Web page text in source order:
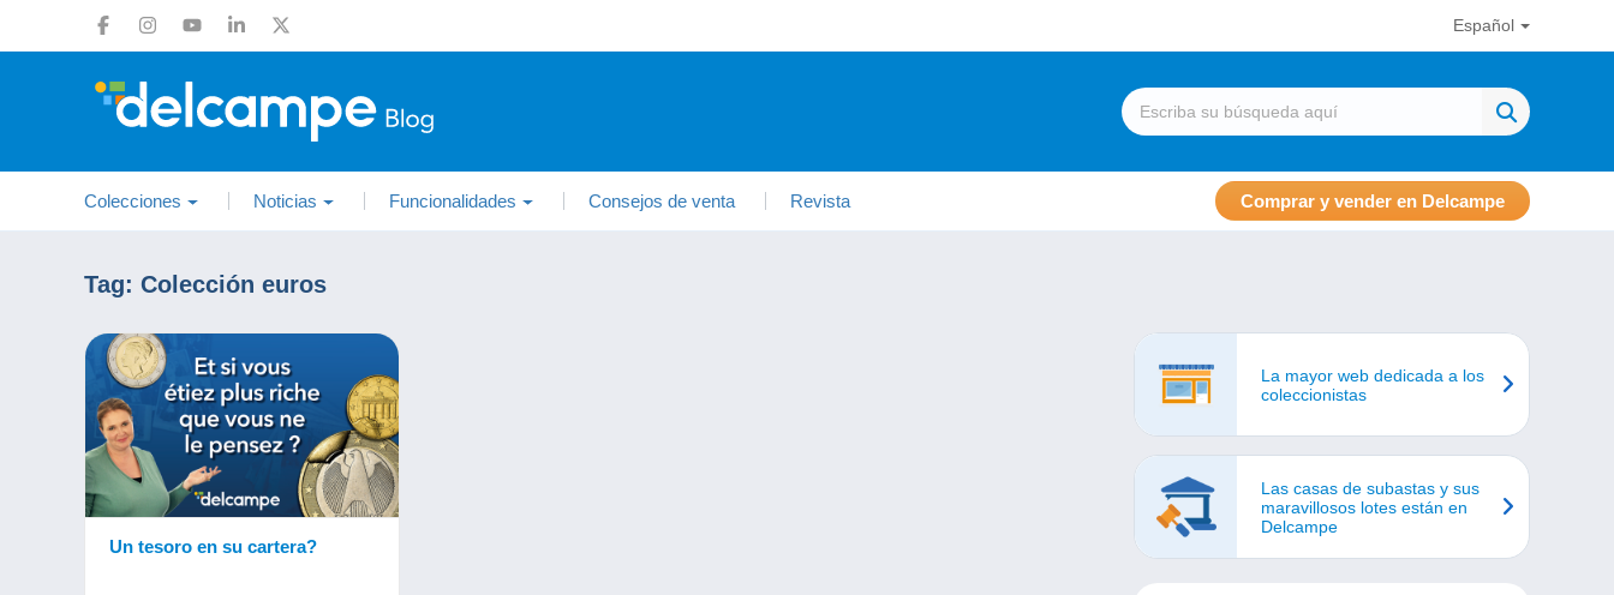
Español
Colecciones Noticias Funcionalidades Consejos de venta Revista Comprar y vender en Delcampe
Tag: Colección euros
Un tesoro en su cartera?
La mayor web dedicada a los
coleccionistas
Las casas de subastas y sus
maravillosos lotes están en
Delcampe